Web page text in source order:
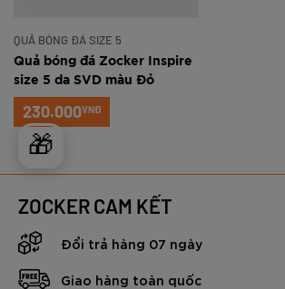
🎁
QUẢ BÓNG ĐÁ SIZE 5
Quả bóng đá Zocker Inspire
size 5 da SVD màu Đỏ
230.000VNĐ
ZOCKER CAM KẾT
Đổi trả hàng 07 ngày
Giao hàng toàn quốc